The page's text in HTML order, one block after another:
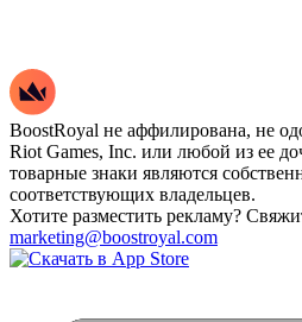
BoostRoyal не аффилирована, не
Riot Games, Inc. или любой из ее
товарные знаки являются
соответствующих владельцев.
Хотите разместить рекламу?
marketing@boostroyal.com